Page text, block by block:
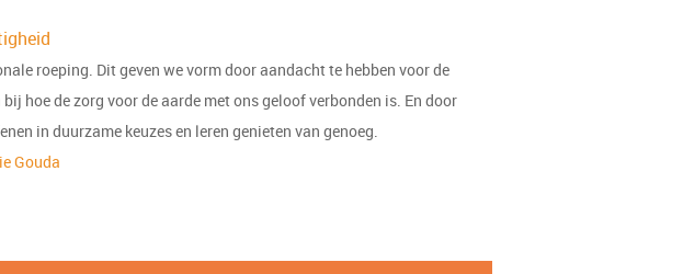
roeping. Dit geven we vorm door aandacht te hebben voor de
hoe de zorg voor de aarde met ons geloof verbonden is. En door
in duurzame keuzes en leren genieten van genoeg.
Gouda